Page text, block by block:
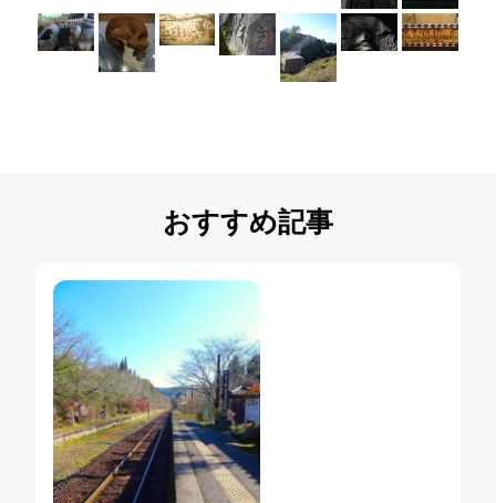
おすすめ記事